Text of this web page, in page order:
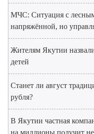
МЧС: Ситуация с
напряжённой, но
Жителям Якутии
детей
Станет ли август
рубля?
В Якутии частная